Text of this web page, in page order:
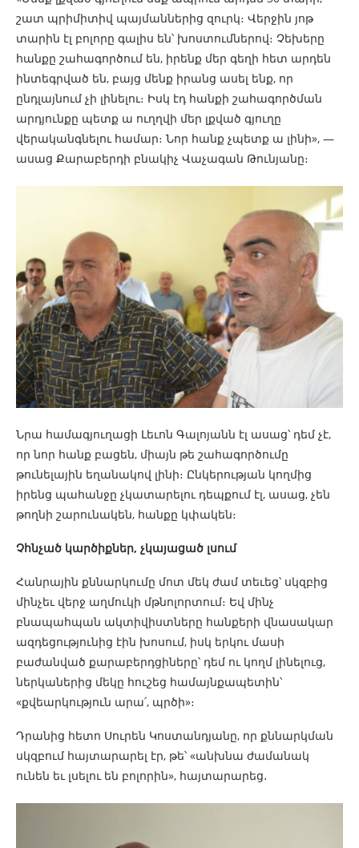
շատ պրիմիտիվ պայմաններից զուրկ։ Վերջին յոթ
տարին էլ բոլորը գալիս են՝ խոստումներով։ Չեխերը
հանքը շահագործում են, իրենք մեր գեղի հետ արդեն
ինտեգրված են, բայց մենք իրանց ասել ենք, որ
ընդլայնում չի լինելու։ Իսկ էդ հանքի շահագործման
արդյունքը պետք ա ուղղվի մեր լքված գյուղը
վերականգնելու համար։ Նոր հանք չպետք ա լինի», —
ասաց Քարաբերդի բնակիչ Վաչագան Թունյանը։
Նրա համագյուղացի Լեւոն Գալոյանն էլ ասաց՝ դեմ չէ,
որ նոր հանք բացեն, միայն թե շահագործումը
թունելային եղանակով լինի։ Ընկերության կողմից
իրենց պահանջը չկատարելու դեպքում էլ, ասաց, չեն
թողնի շարունակեն, հանքը կփակեն։
Չհնչած կարծիքներ, չկայացած լսում
Հանրային քննարկումը մոտ մեկ ժամ տեւեց՝ սկզբից
մինչեւ վերջ աղմուկի մթնոլորտում։ Եվ մինչ
բնապահպան ակտիվիստները հանքերի վնասակար
ազդեցությունից էին խոսում, իսկ երկու մասի
բաժանված քարաբերդցիները՝ դեմ ու կողմ լինելուց,
ներկաներից մեկը հուշեց համայնքապետին՝
«քվեարկություն արա՛, պրծի»։
Դրանից հետո Սուրեն Կոստանդյանը, որ քննարկման
սկզբում հայտարարել էր, թե՝ «անխնա ժամանակ
ունեն եւ լսելու են բոլորին», հայտարարեց․